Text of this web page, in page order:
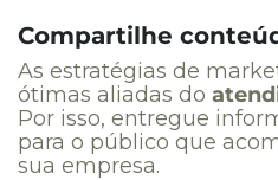
Compartilhe
As estratégias de
ótimas aliadas do
Por isso, entregue
para o público que
sua empresa.